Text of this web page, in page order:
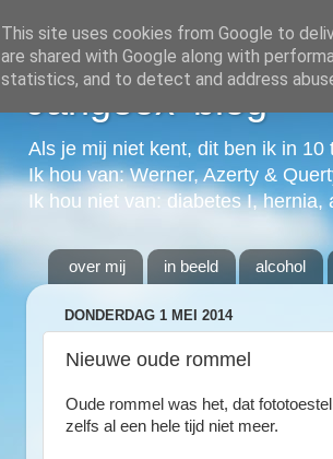
Jangeox' blog
Als je mij niet kent, dit ben ik in 10
Ik hou van: Werner, Azerty &
Ik hou niet van: diabetes I, hernia,
over mij in beeld alcohol
DONDERDAG 1 MEI 2014
Nieuwe oude rommel
Oude rommel was het, dat
zelfs al een hele tijd niet meer.
This site uses cookies from Google to
are shared with Google along with
statistics, and to detect and address